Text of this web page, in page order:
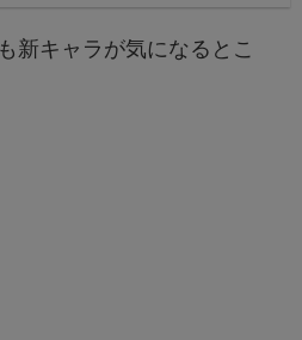
新キャラが気になるとこ